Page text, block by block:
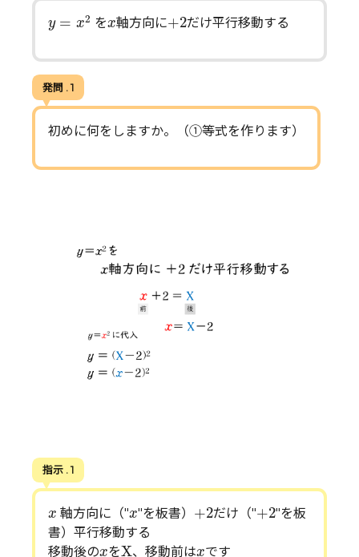
y = x2 をx
x軸方向に+2
+ 2だけ平行移動する​
発問 . 1
初めに何をしますか。（①等式を作ります）
指示 . 1
x
x 軸方向に（"x
x"を板書） +2
+ 2だけ（"+2
+ 2"を板
書）平行移動する
移動後のx
xをX
X、移動前はx
xです